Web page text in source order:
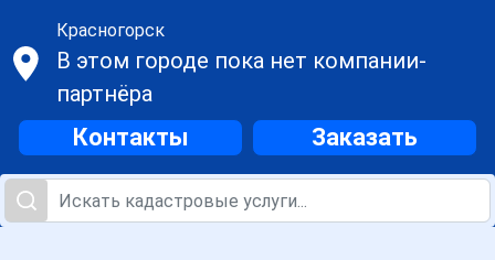
Красногорск
В этом городе пока нет компании-
партнёра
Контакты Заказать